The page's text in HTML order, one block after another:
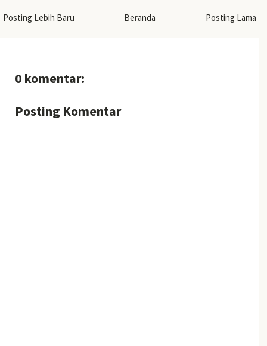
Posting Lebih Baru Posting Lama
Beranda
0 komentar:
Posting Komentar